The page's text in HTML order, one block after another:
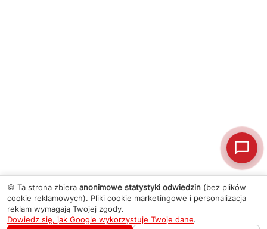
🍪 Ta strona zbiera anonimowe statystyki odwiedzin (bez plików
cookie reklamowych). Pliki cookie marketingowe i personalizacja
reklam wymagają Twojej zgody.
Dowiedz się, jak Google wykorzystuje Twoje dane.